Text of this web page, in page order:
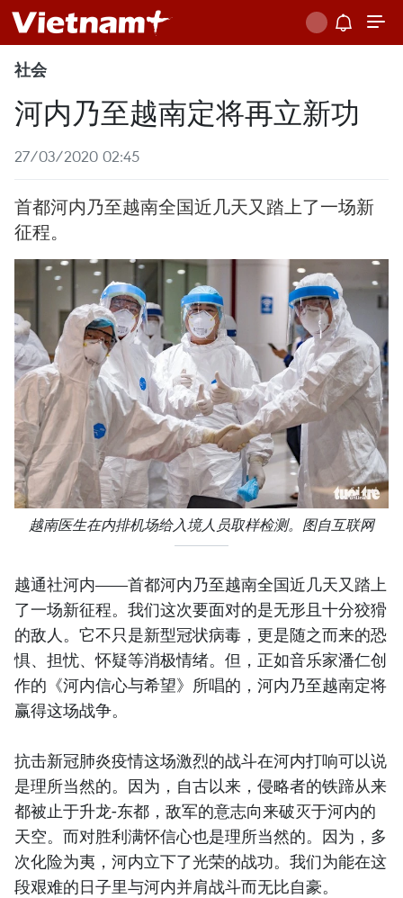
社会
河内乃至越南定将再立新功
27/03/2020 02:45
首都河内乃至越南全国近几天又踏上了一场新
征程。
越南医生在内排机场给入境人员取样检测。图自互联网
越通社河内——首都河内乃至越南全国近几天又踏上
了一场新征程。我们这次要面对的是无形且十分狡猾
的敌人。它不只是新型冠状病毒，更是随之而来的恐
惧、担忧、怀疑等消极情绪。但，正如音乐家潘仁创
作的《河内信心与希望》所唱的，河内乃至越南定将
赢得这场战争。
抗击新冠肺炎疫情这场激烈的战斗在河内打响可以说
是理所当然的。因为，自古以来，侵略者的铁蹄从来
都被止于升龙-东都，敌军的意志向来破灭于河内的
天空。而对胜利满怀信心也是理所当然的。因为，多
次化险为夷，河内立下了光荣的战功。我们为能在这
段艰难的日子里与河内并肩战斗而无比自豪。